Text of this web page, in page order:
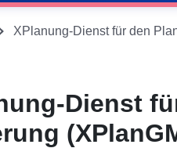
XPlanung-Dienst für den
Dienst